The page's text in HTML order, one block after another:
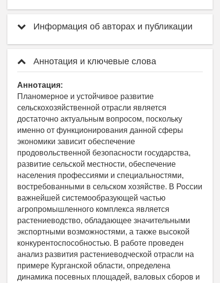
Информация об авторах и публикации
Аннотация и ключевые слова
Аннотация:
Планомерное и устойчивое развитие
сельскохозяйственной отрасли является
достаточно актуальным вопросом, поскольку
именно от функционирования данной сферы
экономики зависит обеспечение
продовольственной безопасности государства,
развитие сельской местности, обеспечение
населения профессиями и специальностями,
востребованными в сельском хозяйстве. В России
важнейшей системообразующей частью
агропромышленного комплекса является
растениеводство, обладающее значительными
экспортными возможностями, а также высокой
конкурентоспособностью. В работе проведен
анализ развития растениеводческой отрасли на
примере Курганской области, определена
динамика посевных площадей, валовых сборов и